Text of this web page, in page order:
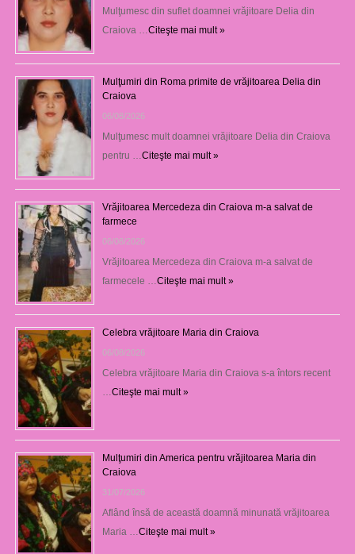
Mulţumesc din suflet doamnei vrăjitoare Delia din
Craiova … Citeşte mai mult »
Mulţumiri din Roma primite de vrăjitoarea Delia din
Craiova
06/08/2026
Mulţumesc mult doamnei vrăjitoare Delia din Craiova
pentru … Citeşte mai mult »
Vrăjitoarea Mercedeza din Craiova m-a salvat de
farmece
06/08/2026
Vrăjitoarea Mercedeza din Craiova m-a salvat de
farmecele … Citeşte mai mult »
Celebra vrăjitoare Maria din Craiova
06/08/2026
Celebra vrăjitoare Maria din Craiova s-a întors recent
Citeşte mai mult »
Mulţumiri din America pentru vrăjitoarea Maria din
Craiova
31/07/2026
Aflând însă de această doamnă minunată vrăjitoarea
Maria … Citeşte mai mult »